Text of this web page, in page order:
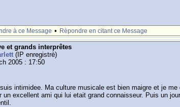
à ce Message • Rèpondre en citant ce Message
et grands interprêtes
(IP enregistrè)
2005 : 17:50
intimidee. Ma culture musicale est bien maigre et je
un excellent ami qui lui etait grand connaisseur. Puis un